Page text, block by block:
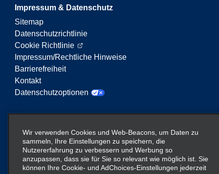
Impressum & Datenschutz
Sitemap
Datenschutzrichtlinie
Cookie Richtlinie
Impressum/Rechtliche Hinweise
Barrierefreiheit
Kontakt
Datenschutzoptionen
Mobilitätsservices. Der Begriff „Enterprise Mobility“
auf dieser Website verweist auf bestimmte
Unternehmenseinheiten und/oder die Marke
Enterprise Mobility, wobei Informationen zu vielen
Wir verwenden Cookies und Web-Beacons, um Daten zu
sammeln, Ihre Einstellungen zu speichern, die
Nutzererfahrung zu verbessern und Werbung so
anzupassen, dass sie für Sie so relevant wie möglich ist. Sie
können Ihre Cookie- und AdChoices-Einstellungen jederzeit